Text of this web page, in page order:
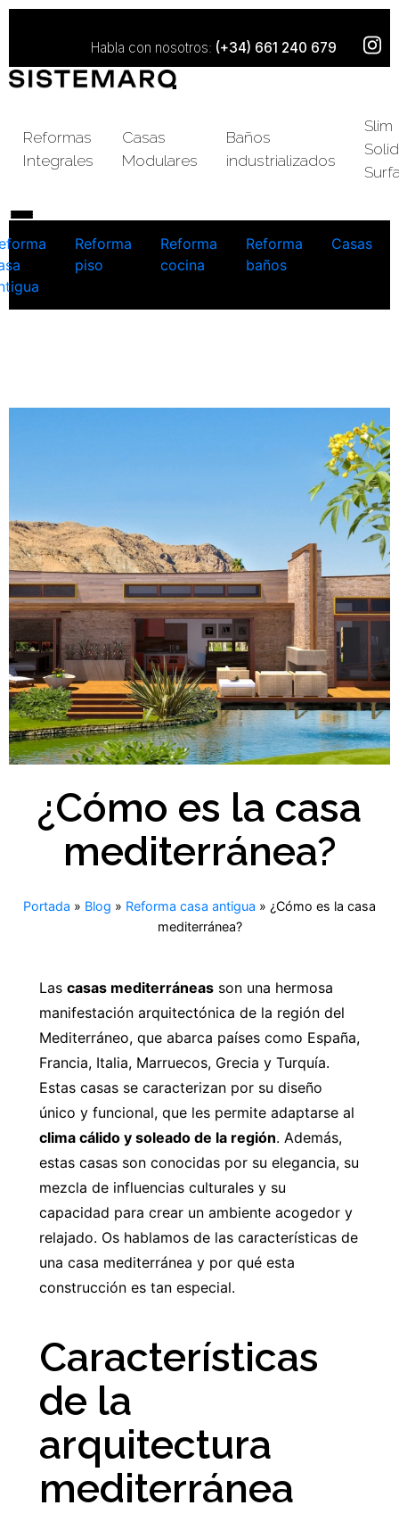
Habla con nosotros: (+34) 661 240 679
Reformas
Integrales
Casas
Modulares
Baños
industrializados
Slim
Solid
Reforma
piso
Reforma
cocina
Reforma
baños
Casas
¿Cómo es la casa
mediterránea?
Portada » Blog » Reforma casa antigua » ¿Cómo es la casa
mediterránea?
Las casas mediterráneas son una hermosa
manifestación arquitectónica de la región del
Mediterráneo, que abarca países como España,
Francia, Italia, Marruecos, Grecia y Turquía.
Estas casas se caracterizan por su diseño
único y funcional, que les permite adaptarse al
clima cálido y soleado de la región. Además,
estas casas son conocidas por su elegancia, su
mezcla de influencias culturales y su
capacidad para crear un ambiente acogedor y
relajado. Os hablamos de las características de
una casa mediterránea y por qué esta
construcción es tan especial.
Características
de la
arquitectura
mediterránea